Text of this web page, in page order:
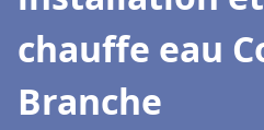
chauffe eau
Branche